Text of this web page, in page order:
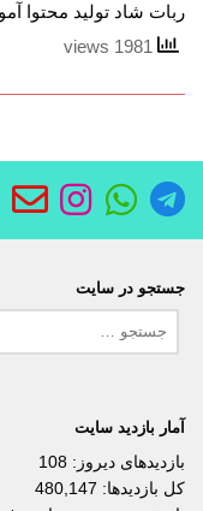
ربات شاد تولید محتوا
جستجو در سایت
آمار بازدید سایت
بازدیدهای دیروز: 108
کل بازدیدها: 480,147